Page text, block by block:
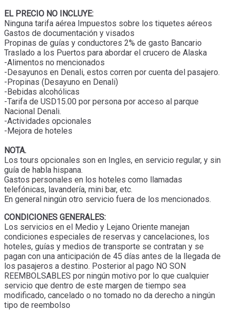
EL PRECIO NO INCLUYE:
Ninguna tarifa aérea Impuestos sobre los tiquetes aéreos
Gastos de documentación y visados
Propinas de guías y conductores 2% de gasto Bancario
Traslado a los Puertos para abordar el crucero de Alaska
-Alimentos no mencionados
-Desayunos en Denali, estos corren por cuenta del pasajero.
-Propinas (Desayuno en Denali)
-Bebidas alcohólicas
-Tarifa de USD15.00 por persona por acceso al parque
Nacional Denali.
-Actividades opcionales
-Mejora de hoteles
NOTA.
Los tours opcionales son en Ingles, en servicio regular, y sin
guía de habla hispana.
Gastos personales en los hoteles como llamadas
telefónicas, lavandería, mini bar, etc.
En general ningún otro servicio fuera de los mencionados.
CONDICIONES GENERALES:
Los servicios en el Medio y Lejano Oriente manejan
condiciones especiales de reservas y cancelaciones, los
hoteles, guías y medios de transporte se contratan y se
pagan con una anticipación de 45 días antes de la llegada de
los pasajeros a destino. Posterior al pago NO SON
REEMBOLSABLES por ningún motivo por lo que cualquier
servicio que dentro de este margen de tiempo sea
modificado, cancelado o no tomado no da derecho a ningún
tipo de reembolso